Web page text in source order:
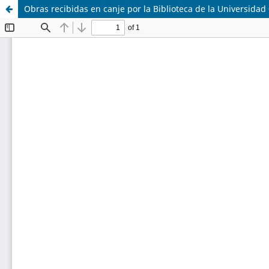
Obras recibidas en canje por la Biblioteca de la Universidad